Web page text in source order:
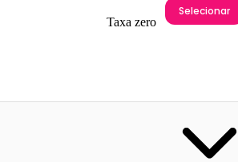
Taxa zero
Selecionar